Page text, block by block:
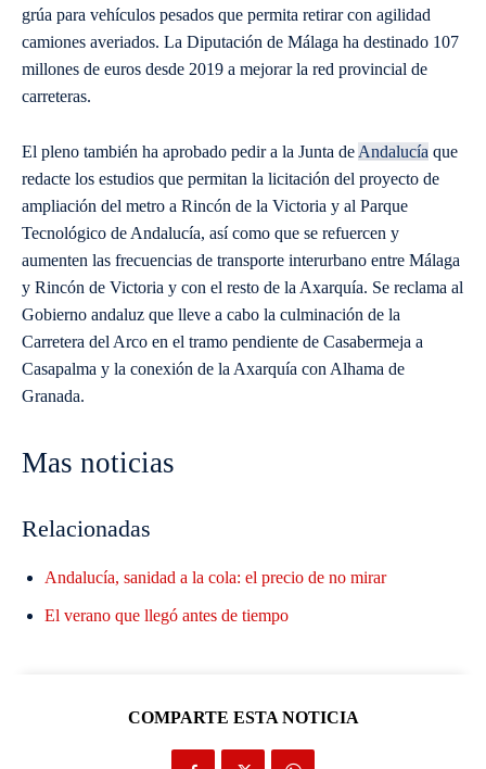
grúa para vehículos pesados que permita retirar con agilidad
camiones averiados. La Diputación de Málaga ha destinado 107
millones de euros desde 2019 a mejorar la red provincial de
carreteras.
El pleno también ha aprobado pedir a la Junta de Andalucía que
redacte los estudios que permitan la licitación del proyecto de
ampliación del metro a Rincón de la Victoria y al Parque
Tecnológico de Andalucía, así como que se refuercen y
aumenten las frecuencias de transporte interurbano entre Málaga
y Rincón de Victoria y con el resto de la Axarquía. Se reclama al
Gobierno andaluz que lleve a cabo la culminación de la
Carretera del Arco en el tramo pendiente de Casabermeja a
Casapalma y la conexión de la Axarquía con Alhama de
Granada.
Mas noticias
Relacionadas
Andalucía, sanidad a la cola: el precio de no mirar
El verano que llegó antes de tiempo
COMPARTE ESTA NOTICIA